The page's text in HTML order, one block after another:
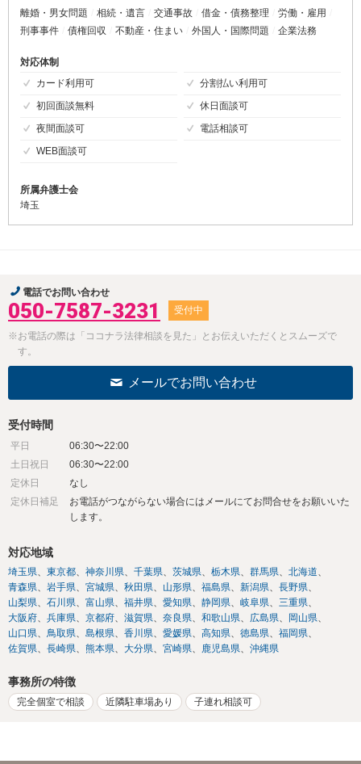
離婚・男女問題
相続・遺言 交通事故 借金・債務整理
労働・雇用
刑事事件
債権回収 不動産・住まい 外国人・国際問題 企業法務
対応体制
カード利用可
分割払い利用可
初回面談無料
休日面談可
夜間面談可
電話相談可
WEB面談可
所属弁護士会
埼玉
電話でお問い合わせ
050-7587-3231 受付中
※お電話の際は「ココナラ法律相談を見た」とお伝えいただくとスムーズで
す。
メールでお問い合わせ
受付時間
平日
06:30〜22:00
土日祝日
06:30〜22:00
定休日
なし
定休日補足
お電話がつながらない場合にはメールにてお問合せをお願いいた
します。
対応地域
埼玉県 東京都 神奈川県 千葉県 茨城県 栃木県 群馬県
北海道
青森県
岩手県 宮城県 秋田県 山形県 福島県 新潟県
長野県
山梨県
石川県 富山県 福井県 愛知県 静岡県 岐阜県
三重県
大阪府
兵庫県 京都府 滋賀県 奈良県 和歌山県 広島県
岡山県
山口県
鳥取県 島根県 香川県 愛媛県 高知県 徳島県
福岡県
佐賀県
長崎県 熊本県 大分県 宮崎県 鹿児島県 沖縄県
事務所の特徴
完全個室で相談 近隣駐車場あり 子連れ相談可